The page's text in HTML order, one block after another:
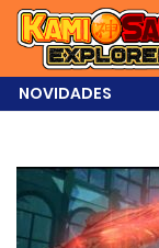
NOVIDADES